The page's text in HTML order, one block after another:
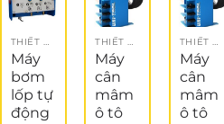
Máy
bơm
lốp tự
động
Máy
cân
mâm
ô tô
Máy
cân
mâm
ô tô